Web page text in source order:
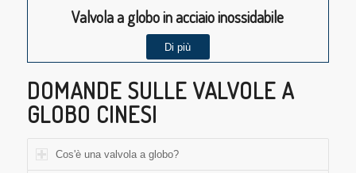
Valvola a globo in acciaio inossidabile
Di più
DOMANDE SULLE VALVOLE A
GLOBO CINESI
Cos'è una valvola a globo?